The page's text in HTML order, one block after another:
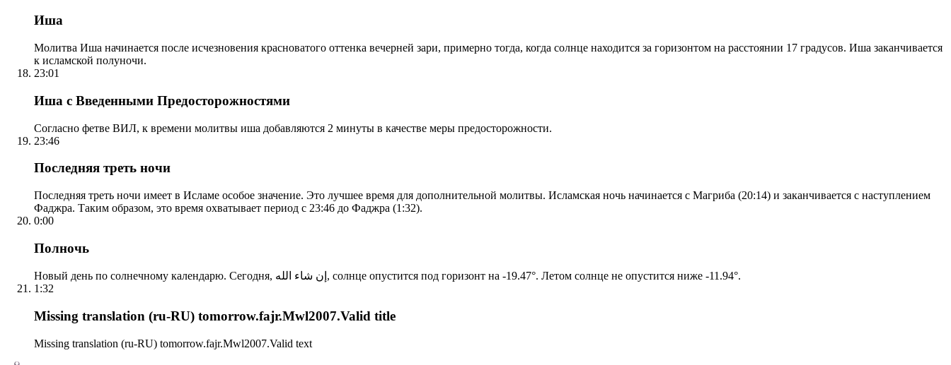
Иша
Молитва Иша начинается после исчезновения красноватого оттенка вечерней зари, примерно тогда, когда солнце находится за горизонтом на расстоянии 17 градусов. Иша заканчивается
к исламской полуночи.
23:01
Иша с Введенными Предосторожностями
Согласно фетве ВИЛ, к времени молитвы иша добавляются 2 минуты в качестве меры предосторожности.
23:46
Последняя треть ночи
Последняя треть ночи имеет в Исламе особое значение. Это лучшее время для дополнительной молитвы. Исламская ночь начинается с Магриба (20:14) и заканчивается с наступлением
Фаджра. Таким образом, это время охватывает период с 23:46 до Фаджра (1:32).
0:00
Полночь
Новый день по солнечному календарю. Сегодня, إن شاء الله, солнце опустится под горизонт на -19.47°. Летом солнце не опустится ниже -11.94°.
1:32
Missing translation (ru-RU) tomorrow.fajr.Mwl2007.Valid title
Missing translation (ru-RU) tomorrow.fajr.Mwl2007.Valid text